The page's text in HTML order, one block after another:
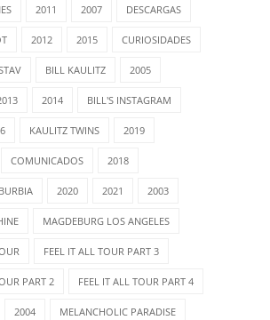
2011 2007 DESCARGAS
2012 2015 CURIOSIDADES
BILL KAULITZ 2005
2014 BILL'S INSTAGRAM
KAULITZ TWINS 2019
COMUNICADOS 2018
2020 2021 2003
MAGDEBURG LOS ANGELES
FEEL IT ALL TOUR PART 3
PART 2 FEEL IT ALL TOUR PART 4
2004 MELANCHOLIC PARADISE